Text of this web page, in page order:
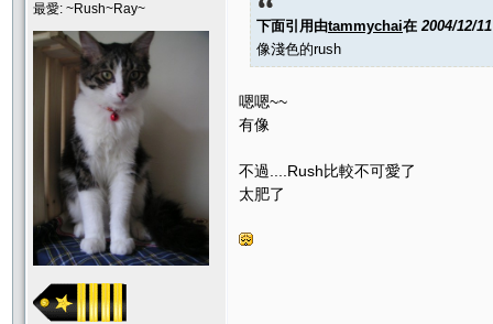
最愛: ~Rush~Ray~
下面引用由tammychai在 2004/12/
像淺色的rush
嗯嗯~~
有像
不過....Rush比較不可愛了
太肥了